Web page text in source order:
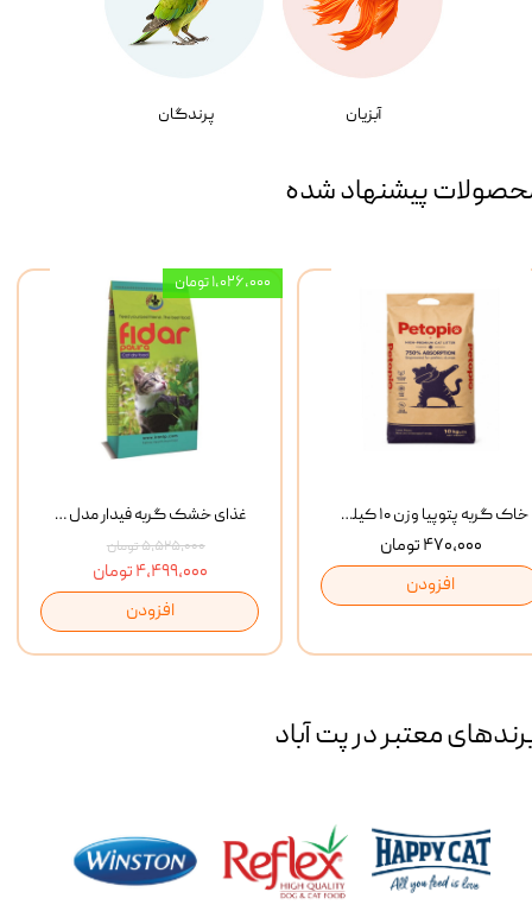
آبزیان پرندگان
پیشنهاد شده
غذای خشک گربه فیدار مدل Adult وزن 10 کیلوگرم
۵,۵۲۵,۰۰۰ تومان
۴,۴۹۹,۰۰۰ تومان
افزودن
۱,۰۲۶,۰۰۰ تومان
خاک گربه پتوپیا وزن ۱۰ کیلوگرم
۴۷۰,۰۰۰ تومان
افزودن
معتبر در پت آباد